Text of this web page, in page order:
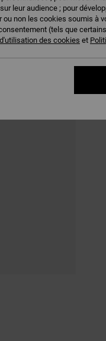
leur audience ; pour
non les cookies soumis à
(tels que
des cookies et